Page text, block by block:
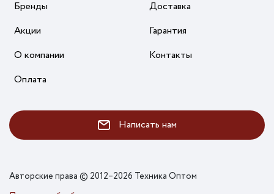
Бренды
Акции
О компании
Оплата
Доставка
Гарантия
Контакты
Написать нам
Авторские права © 2012–2026 Техника Оптом